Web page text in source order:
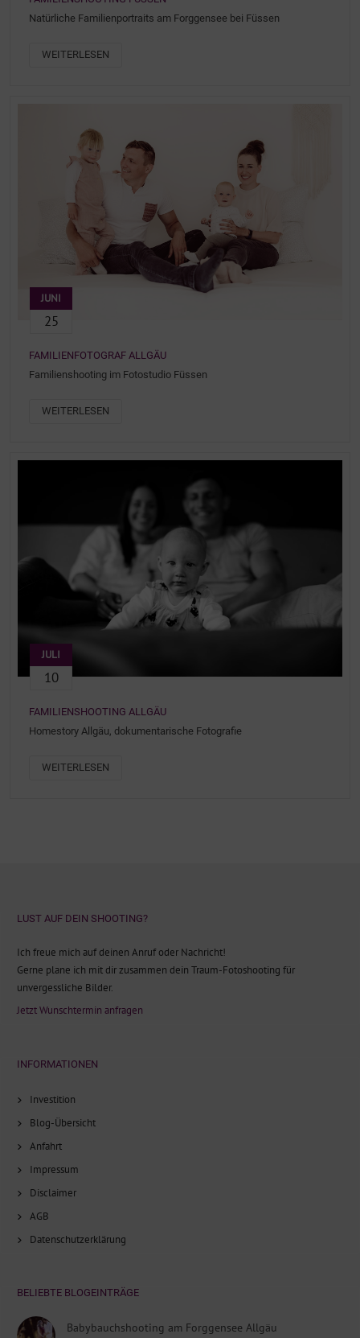
Natürliche Familienportraits am Forggensee bei Füssen
WEITERLESEN
JUNI
25
FAMILIENFOTOGRAF ALLGÄU
Familienshooting im Fotostudio Füssen
WEITERLESEN
JULI
10
FAMILIENSHOOTING ALLGÄU
Homestory Allgäu, dokumentarische Fotografie
WEITERLESEN
LUST AUF DEIN SHOOTING?
Ich freue mich auf deinen Anruf oder Nachricht!
Gerne plane ich mit dir zusammen dein Traum-Fotoshooting für
unvergessliche Bilder.
Jetzt Wunschtermin anfragen
INFORMATIONEN
Investition
Blog-Übersicht
Anfahrt
Impressum
Disclaimer
AGB
Datenschutzerklärung
BELIEBTE BLOGEINTRÄGE
Babybauchshooting am Forggensee Allgäu